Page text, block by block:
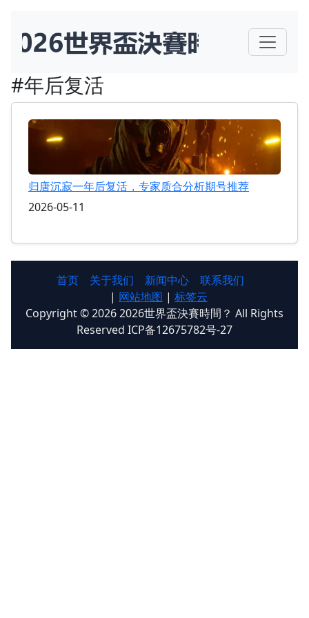
#年后复活
归唐沉寂一年后复活，专家质合分析期号推荐
2026-05-11
首页 关于我们 新闻中心
联系我们
| 网站地图 | 标签云
Copyright © 2026 2026世界盃決賽時間？ All Rights
Reserved ICP备12675782号-27